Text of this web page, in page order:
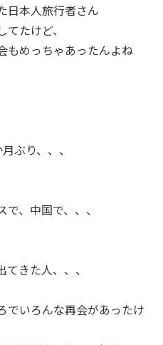
日本人旅行者さん
たけど、
もめっちゃあったんよね
ぶり、、、
、中国で、、、
きた人、、、
でいろんな再会があったけ